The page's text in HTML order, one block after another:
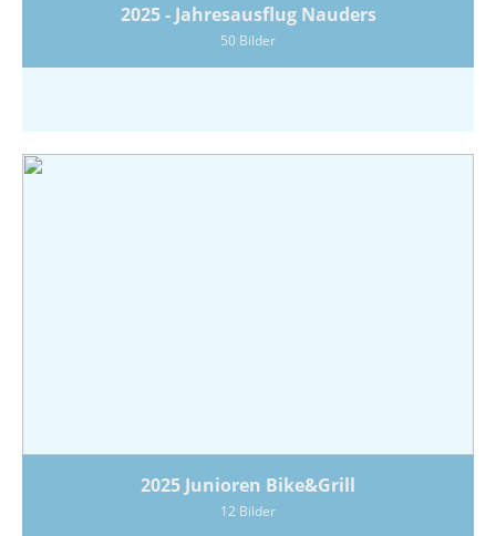
2025 - Jahresausflug Nauders
50 Bilder
2025 Junioren Bike&Grill
12 Bilder